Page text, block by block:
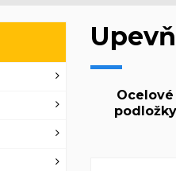
Ocelové
podložky